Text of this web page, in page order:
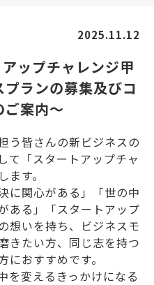
2025.11.12
ップチャレンジ甲
ランの募集及びコ
ご案内～
う皆さんの新ビジネスの
て「スタートアップチャ
す。
に関心がある」「世の中
ある」「スタートアップ
想いを持ち、ビジネスモ
きたい方、同じ志を持つ
おすすめです。
を変えるきっかけになる